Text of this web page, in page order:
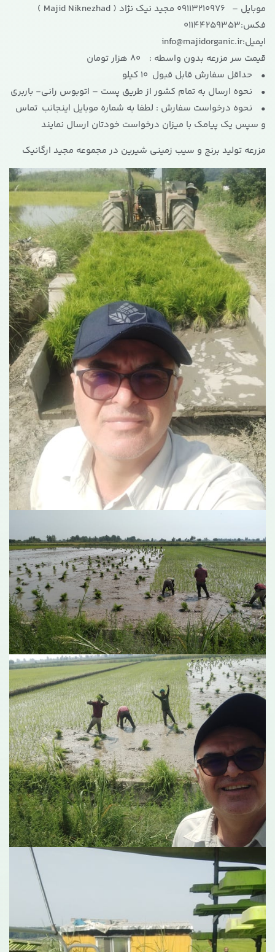
موبایل – 09113210976 مجید نیک نژاد ( Majid Niknezhad )
فکس:01144259353
ایمیل:info@majidorganic.ir
قیمت سر مزرعه بدون واسطه : 80 هزار تومان
• حداقل سفارش قابل قبول 10 کیلو
• نحوه ارسال به تمام کشور از طریق پست – اتوبوس رانی- باربری
• نحوه درخواست سفارش : لطفا به شماره موبایل اینجانب تماس
و سپس یک پیامک با میزان درخواست خودتان ارسال نمایند
مزرعه تولید برنج و سیب زمینی شیرین در مجموعه مجید ارگانیک